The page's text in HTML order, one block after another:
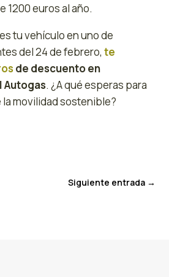
1200 euros al año.
tu vehículo en uno de
del 24 de febrero, te
de descuento en
Autogas. ¿A qué esperas para
movilidad sostenible?
Siguiente entrada→